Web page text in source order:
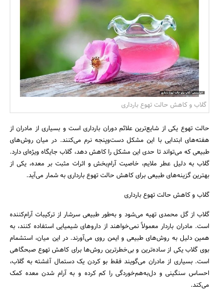
مسکن و ساختمان
گلاب و کاهش حالت تهوع بارداری
حالت تهوع یکی از شایع‌ترین علائم دوران بارداری است و بسیاری از مادران از
هفته‌های ابتدایی با این مشکل دست‌وپنجه نرم می‌کنند. در میان روش‌های
طبیعی که می‌تواند تا حدی این مشکل را کاهش دهد، گلاب جایگاه ویژه‌ای دارد.
گلاب به دلیل عطر ملایم، خاصیت آرام‌بخش و اثرات مثبت بر معده، یکی از
بهترین گزینه‌های طبیعی برای کاهش حالت تهوع بارداری به شمار می‌آید.
گلاب و کاهش حالت تهوع بارداری
گلاب از گل محمدی تهیه می‌شود و به‌طور طبیعی سرشار از ترکیبات آرام‌کننده
است. مادران باردار معمولاً نمی‌خواهند از داروهای شیمیایی استفاده کنند، به
همین دلیل به روش‌های طبیعی و ایمن روی می‌آورند. در این میان، استشمام
بوی گلاب یکی از ساده‌ترین و بی‌خطرترین روش‌ها برای کاهش تهوع صبحگاهی
است. بسیاری از مادران می‌گویند فقط بو کردن یک دستمال آغشته به گلاب،
احساس سنگینی و دل‌به‌هم‌خوردگی را کم کرده و به آرام شدن معده کمک
می‌کند.